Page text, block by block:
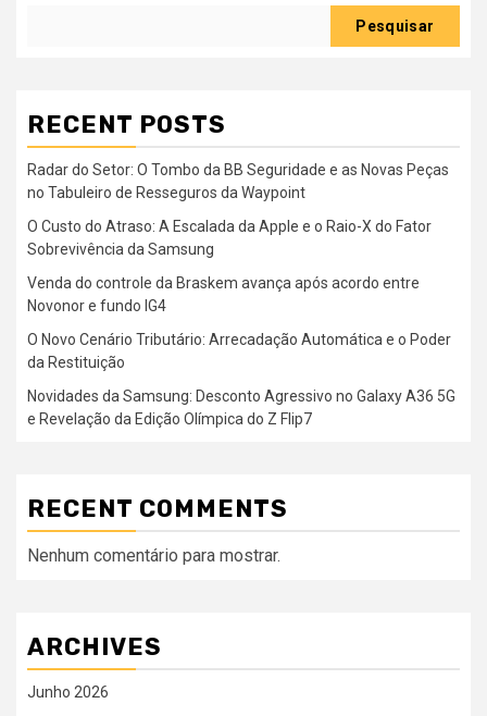
Pesquisar
RECENT POSTS
Radar do Setor: O Tombo da BB Seguridade e as Novas Peças
no Tabuleiro de Resseguros da Waypoint
O Custo do Atraso: A Escalada da Apple e o Raio-X do Fator
Sobrevivência da Samsung
Venda do controle da Braskem avança após acordo entre
Novonor e fundo IG4
O Novo Cenário Tributário: Arrecadação Automática e o Poder
da Restituição
Novidades da Samsung: Desconto Agressivo no Galaxy A36 5G
e Revelação da Edição Olímpica do Z Flip7
RECENT COMMENTS
Nenhum comentário para mostrar.
ARCHIVES
Junho 2026